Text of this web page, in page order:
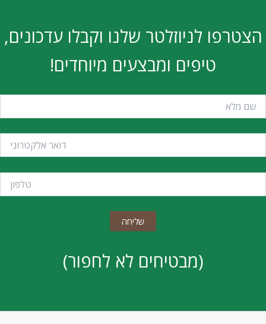
הצטרפו לניוזלטר שלנו וקבלו עדכונים,
טיפים ומבצעים מיוחדים!
(מבטיחים לא לחפור)